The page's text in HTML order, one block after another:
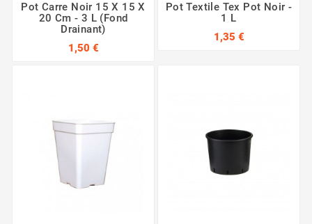
Pot Carre Noir 15 X 15 X
20 Cm - 3 L (fond
Drainant)
1,50 €
Pot Textile Tex Pot Noir -
1 L
1,35 €